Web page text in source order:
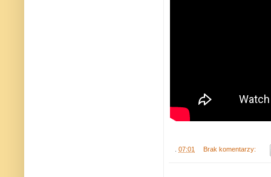
07:01 Brak komentarzy: